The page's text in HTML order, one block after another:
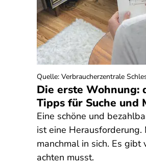
Die erste Wohnung:
Tipps für Suche und
Eine schöne und
ist eine
manchmal in sich. Es gibt
achten musst.
Quelle: Verbraucherzentrale